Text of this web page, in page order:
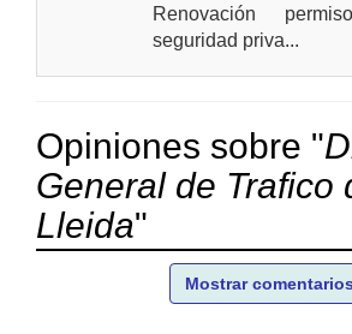
Renovación
seguridad priva...
Opiniones sobre "
General de Trafico
Lleida"
Mostrar comentarios